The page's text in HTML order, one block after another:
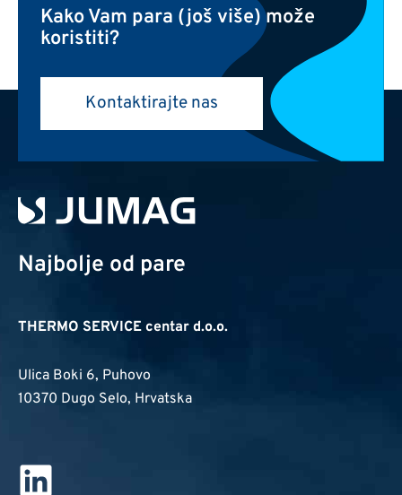
Kako Vam para (još više) može
koristiti?
Kontaktirajte nas
Najbolje od pare
THERMO SERVICE centar d.o.o.
Ulica Boki 6, Puhovo
10370 Dugo Selo, Hrvatska